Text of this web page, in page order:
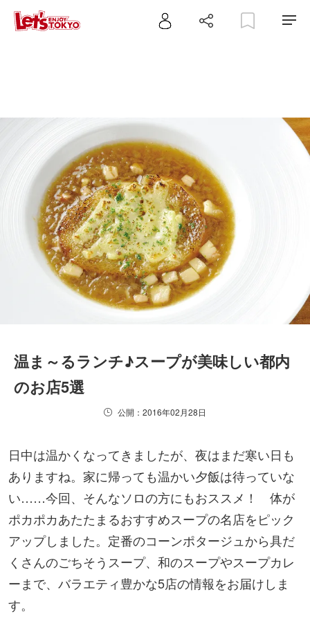
温ま～るランチ♪スープが美味しい都内
のお店5選
公開：2016年02月28日
日中は温かくなってきましたが、夜はまだ寒い日も
ありますね。家に帰っても温かい夕飯は待っていな
い……今回、そんなソロの方にもおススメ！ 体が
ポカポカあたたまるおすすめスープの名店をピック
アップしました。定番のコーンポタージュから具だ
くさんのごちそうスープ、和のスープやスープカレ
ーまで、バラエティ豊かな5店の情報をお届けしま
す。